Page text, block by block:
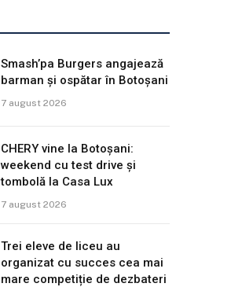
Smash’pa Burgers angajează
barman și ospătar în Botoșani
7 august 2026
CHERY vine la Botoșani:
weekend cu test drive și
tombolă la Casa Lux
7 august 2026
Trei eleve de liceu au
organizat cu succes cea mai
mare competiție de dezbateri